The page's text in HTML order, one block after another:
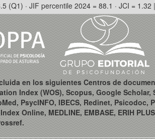
(Q1) · JIF percentile 2024 = 88.1 · JCI = 1.32 |
en los siguientes Centros de
Index (WOS), Scopus, Google Scholar,
PsycINFO, IBECS, Redinet,
Online, MEDLINE, EMBASE, ERIH